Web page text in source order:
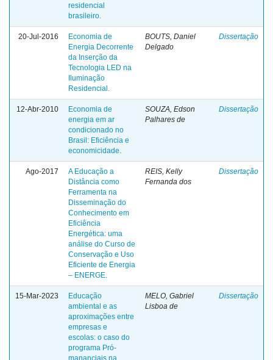
residencial
brasileiro.
20-Jul-2016
Economia de
Energia Decorrente
da Inserção da
Tecnologia LED na
Iluminação
Residencial.
BOUTS, Daniel
Delgado
Dissertação
12-Abr-2010
Economia de
energia em ar
condicionado no
Brasil: Eficiência e
economicidade.
SOUZA, Edson
Palhares de
Dissertação
Ago-2017
A Educação a
Distância como
Ferramenta na
Disseminação do
Conhecimento em
Eficiência
Energética: uma
análise do Curso de
Conservação e Uso
Eficiente de Energia
– ENERGE.
REIS, Kelly
Fernanda dos
Dissertação
15-Mar-2023
Educação
ambiental e as
aproximações entre
empresas e
escolas: o caso do
programa Pró-
mananciais na
MELO, Gabriel
Lisboa de
Dissertação